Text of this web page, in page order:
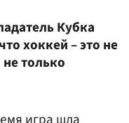
Кубка
хоккей – это не
только